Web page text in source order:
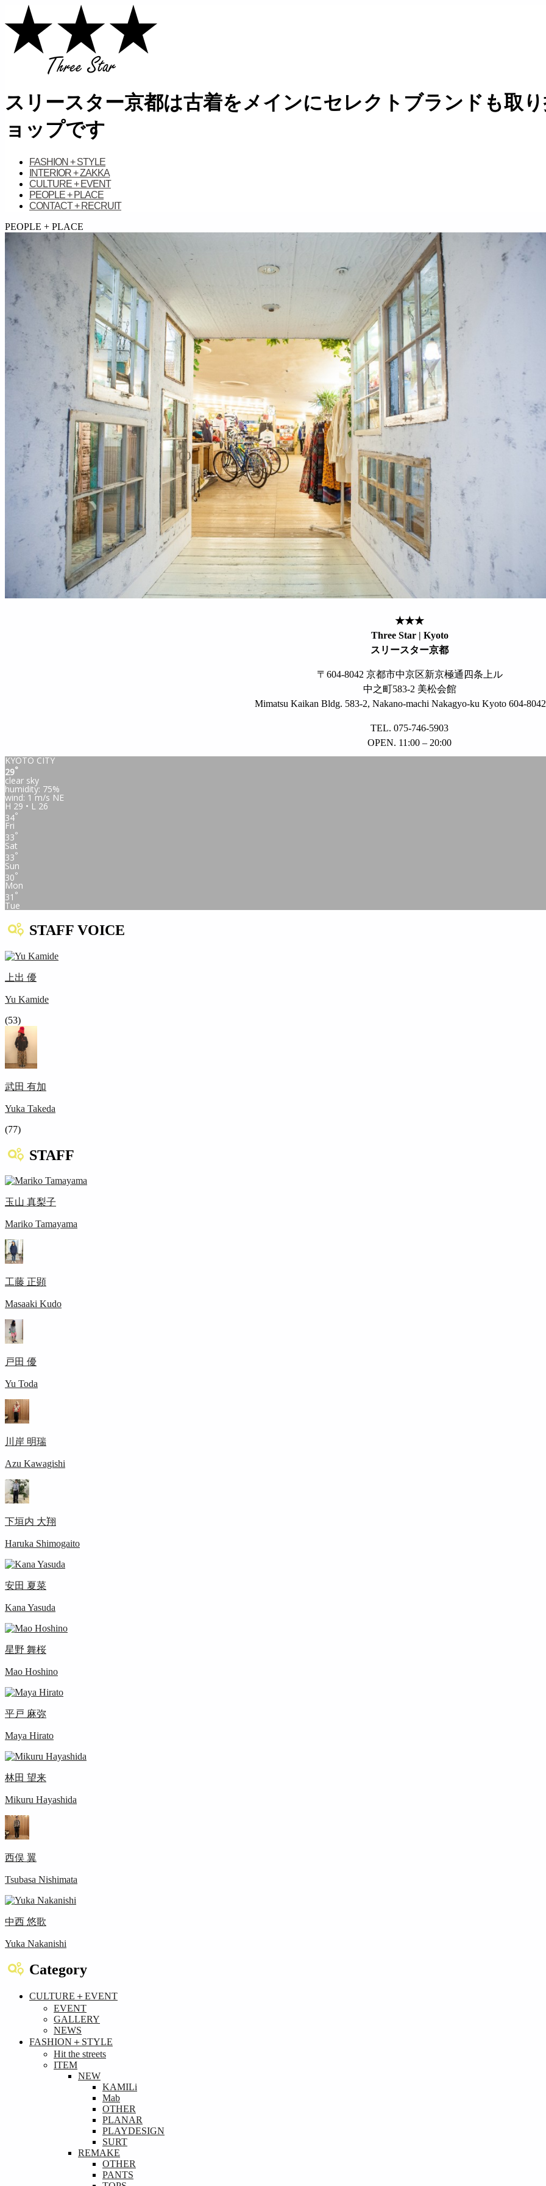
スリースター京都は古着をメインにセレクトブランドも取
ョップです
FASHION + STYLE
INTERIOR + ZAKKA
CULTURE + EVENT
PEOPLE + PLACE
CONTACT + RECRUIT
займ на карту онлайн без отказа
PEOPLE + PLACE
★★★
Three Star | Kyoto
スリースター京都
〒604-8042 京都市中京区新京極通四条上ル
中之町583-2 美松会館
Mimatsu Kaikan Bldg. 583-2, Nakano-machi Nakagyo-ku Kyoto 604-
TEL. 075-746-5903
OPEN. 11:00 – 20:00
KYOTO CITY
29°
clear sky
humidity: 75%
wind: 1 m/s NE
H 29 • L 26
34°
Fri
33°
Sat
33°
Sun
30°
Mon
31 °
Tue
STAFF VOICE
上出 優
Yu Kamide
(53)
武田 有加
Yuka Takeda
(77)
STAFF
玉山 真梨子
Mariko Tamayama
工藤 正顕
Masaaki Kudo
戸田 優
Yu Toda
川岸 明瑞
Azu Kawagishi
下垣内 大翔
Haruka Shimogaito
安田 夏菜
Kana Yasuda
星野 舞桜
Mao Hoshino
平戸 麻弥
Maya Hirato
林田 望来
Mikuru Hayashida
西俣 翼
Tsubasa Nishimata
中西 悠歌
Yuka Nakanishi
Category
CULTURE＋EVENT
EVENT
GALLERY
NEWS
FASHION＋STYLE
Hit the streets
ITEM
NEW
KAMILi
Mab
OTHER
PLANAR
PLAYDESIGN
SURT
REMAKE
OTHER
PANTS